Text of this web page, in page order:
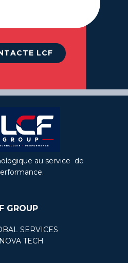
LCF
au service de
GROUP
SERVICES
TECH